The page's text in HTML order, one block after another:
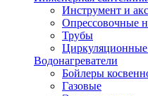
Инструмент и
Опрессовочные
Трубы
Водонагреватели
Бойлеры
Газовые